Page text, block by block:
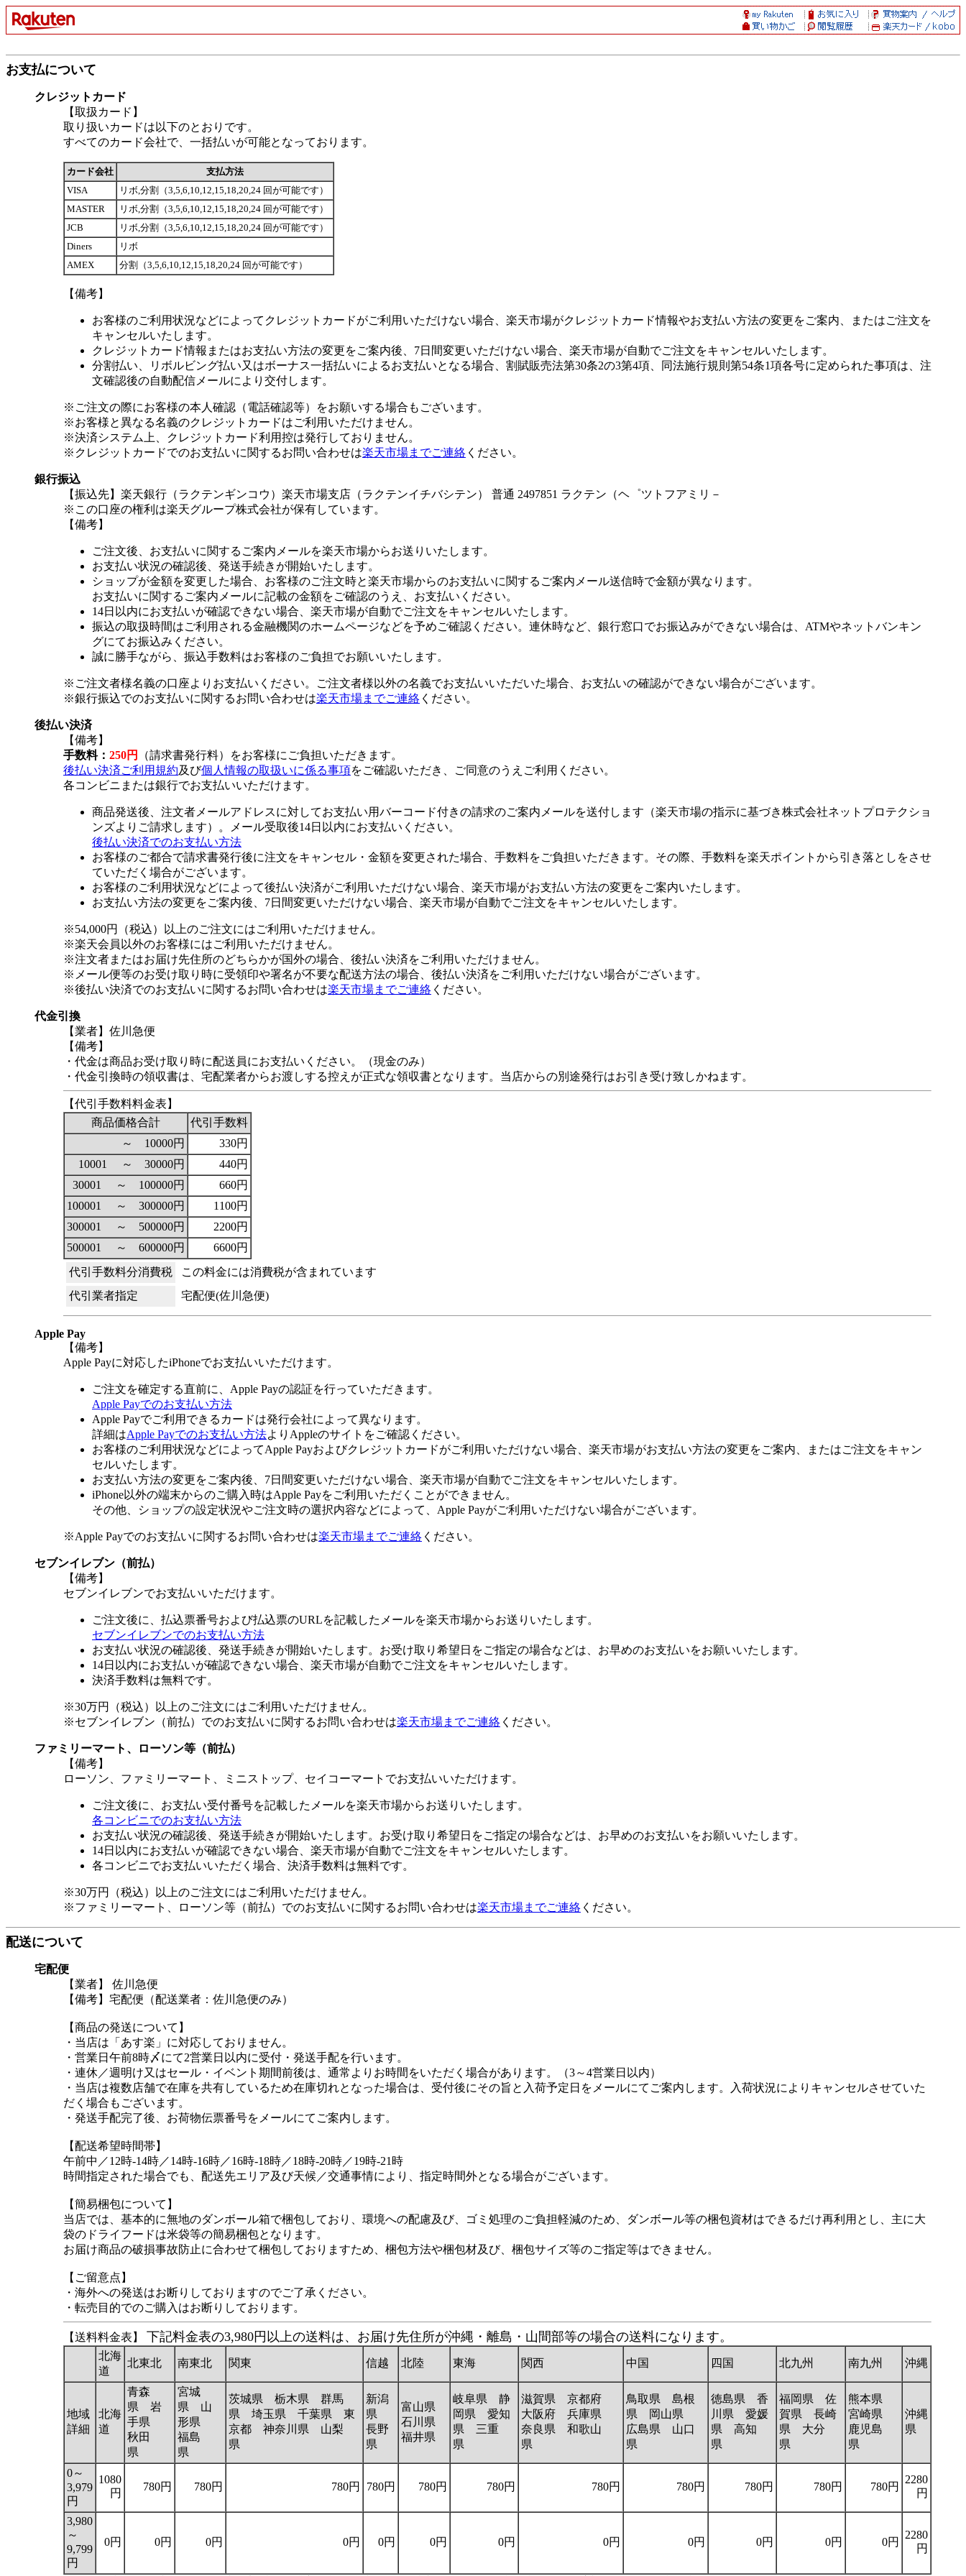
お支払について
クレジットカード
【取扱カード】
取り扱いカードは以下のとおりです。
すべてのカード会社で、一括払いが可能となっております。
カード会社
支払方法
VISA
リボ,分割（3,5,6,10,12,15,18,20,24 回が可能です）
MASTER
リボ,分割（3,5,6,10,12,15,18,20,24 回が可能です）
JCB
リボ,分割（3,5,6,10,12,15,18,20,24 回が可能です）
Diners
リボ
AMEX
分割（3,5,6,10,12,15,18,20,24 回が可能です）
【備考】
お客様のご利用状況などによってクレジットカードがご利用いただけない場合、楽天市場がクレジットカード情報やお支払い方法の変更をご案内、またはご注文を
キャンセルいたします。
クレジットカード情報またはお支払い方法の変更をご案内後、7日間変更いただけない場合、楽天市場が自動でご注文をキャンセルいたします。
分割払い、リボルビング払い又はボーナス一括払いによるお支払いとなる場合、割賦販売法第30条2の3第4項、同法施行規則第54条1項各号に定められた事項は、注
文確認後の自動配信メールにより交付します。
※ご注文の際にお客様の本人確認（電話確認等）をお願いする場合もございます。
※お客様と異なる名義のクレジットカードはご利用いただけません。
※決済システム上、クレジットカード利用控は発行しておりません。
※クレジットカードでのお支払いに関するお問い合わせは楽天市場までご連絡 ください。
銀行振込
【振込先】楽天銀行（ラクテンギンコウ）楽天市場支店（ラクテンイチバシテン） 普通 2497851 ラクテン（ヘ゜ツトフアミリ－
※この口座の権利は楽天グループ株式会社が保有しています。
【備考】
ご注文後、お支払いに関するご案内メールを楽天市場からお送りいたします。
お支払い状況の確認後、発送手続きが開始いたします。
ショップが金額を変更した場合、お客様のご注文時と楽天市場からのお支払いに関するご案内メール送信時で金額が異なります。
お支払いに関するご案内メールに記載の金額をご確認のうえ、お支払いください。
14日以内にお支払いが確認できない場合、楽天市場が自動でご注文をキャンセルいたします。
振込の取扱時間はご利用される金融機関のホームページなどを予めご確認ください。連休時など、銀行窓口でお振込みができない場合は、ATMやネットバンキン
グにてお振込みください。
誠に勝手ながら、振込手数料はお客様のご負担でお願いいたします。
※ご注文者様名義の口座よりお支払いください。ご注文者様以外の名義でお支払いいただいた場合、お支払いの確認ができない場合がございます。
※銀行振込でのお支払いに関するお問い合わせは楽天市場までご連絡 ください。
後払い決済
【備考】
手数料： 250円
（請求書発行料）をお客様にご負担いただきます。
後払い決済ご利用規約及び個人情報の取扱いに係る事項をご確認いただき、ご同意のうえご利用ください。
各コンビニまたは銀行でお支払いいただけます。
商品発送後、注文者メールアドレスに対してお支払い用バーコード付きの請求のご案内メールを送付します（楽天市場の指示に基づき株式会社ネットプロテクショ
ンズよりご請求します）。メール受取後14日以内にお支払いください。
後払い決済でのお支払い方法
お客様のご都合で請求書発行後に注文をキャンセル・金額を変更された場合、手数料をご負担いただきます。その際、手数料を楽天ポイントから引き落としをさせ
ていただく場合がございます。
お客様のご利用状況などによって後払い決済がご利用いただけない場合、楽天市場がお支払い方法の変更をご案内いたします。
お支払い方法の変更をご案内後、7日間変更いただけない場合、楽天市場が自動でご注文をキャンセルいたします。
※54,000円（税込）以上のご注文にはご利用いただけません。
※楽天会員以外のお客様にはご利用いただけません。
※注文者またはお届け先住所のどちらかが国外の場合、後払い決済をご利用いただけません。
※メール便等のお受け取り時に受領印や署名が不要な配送方法の場合、後払い決済をご利用いただけない場合がございます。
※後払い決済でのお支払いに関するお問い合わせは楽天市場までご連絡 ください。
代金引換
【業者】佐川急便
【備考】
・代金は商品お受け取り時に配送員にお支払いください。（現金のみ）
・代金引換時の領収書は、宅配業者からお渡しする控えが正式な領収書となります。当店からの別途発行はお引き受け致しかねます。
【代引手数料料金表】
商品価格合計
代引手数料
～ 10000円
330円
10001 ～ 30000円
440円
30001 ～ 100000円
660円
100001 ～ 300000円
1100円
300001 ～ 500000円
2200円
500001 ～ 600000円
6600円
代引手数料分消費税
この料金には消費税が含まれています
代引業者指定
宅配便(佐川急便)
Apple Pay
【備考】
Apple Payに対応したiPhoneでお支払いいただけます。
ご注文を確定する直前に、Apple Payの認証を行っていただきます。
Apple Payでのお支払い方法
Apple Payでご利用できるカードは発行会社によって異なります。
詳細はApple Payでのお支払い方法よりAppleのサイトをご確認ください。
お客様のご利用状況などによってApple Payおよびクレジットカードがご利用いただけない場合、楽天市場がお支払い方法の変更をご案内、またはご注文をキャン
セルいたします。
お支払い方法の変更をご案内後、7日間変更いただけない場合、楽天市場が自動でご注文をキャンセルいたします。
iPhone以外の端末からのご購入時はApple Payをご利用いただくことができません。
その他、ショップの設定状況やご注文時の選択内容などによって、Apple Payがご利用いただけない場合がございます。
※Apple Payでのお支払いに関するお問い合わせは楽天市場までご連絡 ください。
セブンイレブン（前払）
【備考】
セブンイレブンでお支払いいただけます。
ご注文後に、払込票番号および払込票のURLを記載したメールを楽天市場からお送りいたします。
セブンイレブンでのお支払い方法
お支払い状況の確認後、発送手続きが開始いたします。お受け取り希望日をご指定の場合などは、お早めのお支払いをお願いいたします。
14日以内にお支払いが確認できない場合、楽天市場が自動でご注文をキャンセルいたします。
決済手数料は無料です。
※30万円（税込）以上のご注文にはご利用いただけません。
※セブンイレブン（前払）でのお支払いに関するお問い合わせは楽天市場までご連絡 ください。
ファミリーマート、ローソン等（前払）
【備考】
ローソン、ファミリーマート、ミニストップ、セイコーマートでお支払いいただけます。
ご注文後に、お支払い受付番号を記載したメールを楽天市場からお送りいたします。
各コンビニでのお支払い方法
お支払い状況の確認後、発送手続きが開始いたします。お受け取り希望日をご指定の場合などは、お早めのお支払いをお願いいたします。
14日以内にお支払いが確認できない場合、楽天市場が自動でご注文をキャンセルいたします。
各コンビニでお支払いいただく場合、決済手数料は無料です。
※30万円（税込）以上のご注文にはご利用いただけません。
※ファミリーマート、ローソン等（前払）でのお支払いに関するお問い合わせは楽天市場までご連絡 ください。
配送について
宅配便
【業者】 佐川急便
【備考】宅配便（配送業者：佐川急便のみ）
【商品の発送について】
・当店は「あす楽」に対応しておりません。
・営業日午前8時〆にて2営業日以内に受付・発送手配を行います。
・連休／週明け又はセール・イベント期間前後は、通常よりお時間をいただく場合があります。（3～4営業日以内）
・当店は複数店舗で在庫を共有しているため在庫切れとなった場合は、受付後にその旨と入荷予定日をメールにてご案内します。入荷状況によりキャンセルさせていた
だく場合もございます。
・発送手配完了後、お荷物伝票番号をメールにてご案内します。
【配送希望時間帯】
午前中／12時-14時／14時-16時／16時-18時／18時-20時／19時-21時
時間指定された場合でも、配送先エリア及び天候／交通事情により、指定時間外となる場合がございます。
【簡易梱包について】
当店では、基本的に無地のダンボール箱で梱包しており、環境への配慮及び、ゴミ処理のご負担軽減のため、ダンボール等の梱包資材はできるだけ再利用とし、主に大
袋のドライフードは米袋等の簡易梱包となります。
お届け商品の破損事故防止に合わせて梱包しておりますため、梱包方法や梱包材及び、梱包サイズ等のご指定等はできません。
【ご留意点】
・海外への発送はお断りしておりますのでご了承ください。
・転売目的でのご購入はお断りしております。
【送料料金表】 下記料金表の3,980円以上の送料は、お届け先住所が沖縄・離島・山間部等の場合の送料になります。
北海
道
北東北 南東北 関東 信越 北陸 東海 関西 中国 四国 北九州 南九州 沖縄
地域
詳細
北海
道
青森
県 岩
手県
秋田
県
宮城
県 山
形県
福島
県
茨城県 栃木県 群馬
県 埼玉県 千葉県 東
京都 神奈川県 山梨
県
新潟
県
長野
県
富山県
石川県
福井県
岐阜県 静
岡県 愛知
県 三重
県
滋賀県 京都府
大阪府 兵庫県
奈良県 和歌山
県
鳥取県 島根
県 岡山県
広島県 山口
県
徳島県 香
川県 愛媛
県 高知
県
福岡県 佐
賀県 長崎
県 大分
県
熊本県
宮崎県
鹿児島
県
沖縄
県
0～
3,979
円
1080
円
780円 780円 780円 780円 780円 780円 780円 780円 780円 780円 780円
2280
円
3,980
～
9,799
円
0円 0円 0円 0円 0円 0円 0円 0円 0円 0円 0円 0円
2280
円